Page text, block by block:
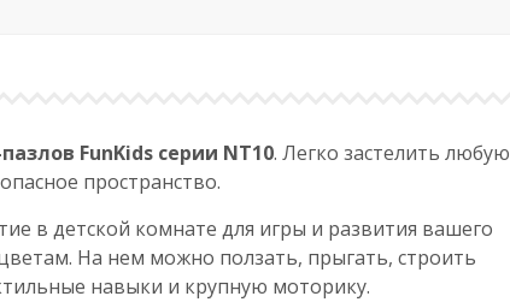
FunKids серии NT10. Легко застелить любую
пространство.
в детской комнате для игры и развития вашего
На нем можно ползать, прыгать, строить
навыки и крупную моторику.